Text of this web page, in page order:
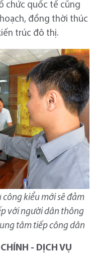
chức quốc tế cũng
đồng thời thúc
trúc đô thị.
kiểu mới sẽ đảm
với người dân thông
tâm tiếp công dân
- DỊCH VỤ